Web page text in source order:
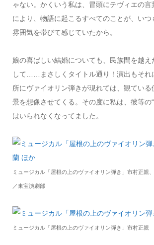
ゃない。かくいう私は、冒頭にテヴィエの言
により、物語に起こるすべてのことが、いつ
雰囲気を帯びて感じていたから。
娘の喜ばしい結婚についても、民族間を越え
して……まさしくタイトル通り！演出もそれ
所にヴァイオリン弾きが現れては、観てい
景を想像させてくる。その度に私は、彼等の
はいられなくなってました。
ミュージカル「屋根の上のヴァイオリン弾き」市村正
／東宝演劇部
ミュージカル「屋根の上のヴァイオリン弾き」市村正